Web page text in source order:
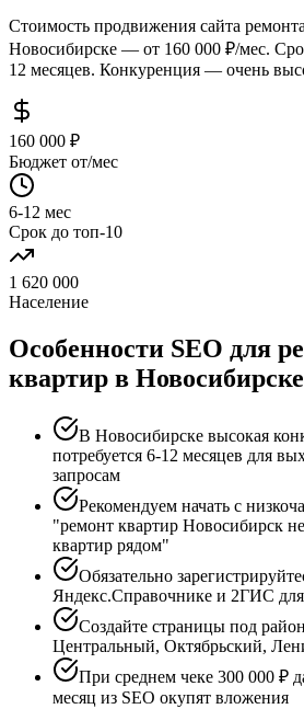
Стоимость продвижения сайта
Новосибирске — от 160 000 ₽/мес.
12 месяцев. Конкуренция — очень
160 000 ₽
Бюджет от/мес
6-12 мес
Срок до топ-10
1 620 000
Население
Особенности SEO для
квартир в Новосибирске
В Новосибирске высокая
потребуется 6-12 месяцев для
запросам
Рекомендуем начать с
"ремонт квартир Новосибирск
квартир рядом"
Обязательно
Яндекс.Справочнике и 2ГИС
Создайте страницы под
Центральный, Октябрьский,
При среднем чеке 300 000 ₽
месяц из SEO окупят вложения